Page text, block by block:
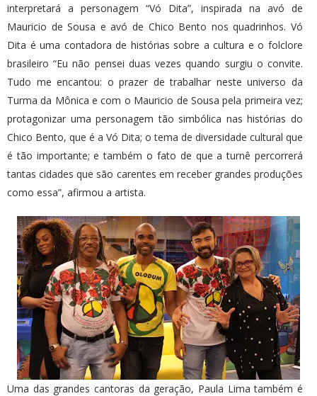
interpretará a personagem “Vó Dita”, inspirada na avó de
Mauricio de Sousa e avó de Chico Bento nos quadrinhos. Vó
Dita é uma contadora de histórias sobre a cultura e o folclore
brasileiro “Eu não pensei duas vezes quando surgiu o convite.
Tudo me encantou: o prazer de trabalhar neste universo da
Turma da Mônica e com o Mauricio de Sousa pela primeira vez;
protagonizar uma personagem tão simbólica nas histórias do
Chico Bento, que é a Vó Dita; o tema de diversidade cultural que
é tão importante; e também o fato de que a turnê percorrerá
tantas cidades que são carentes em receber grandes produções
como essa”, afirmou a artista.
Uma das grandes cantoras da geração, Paula Lima também é